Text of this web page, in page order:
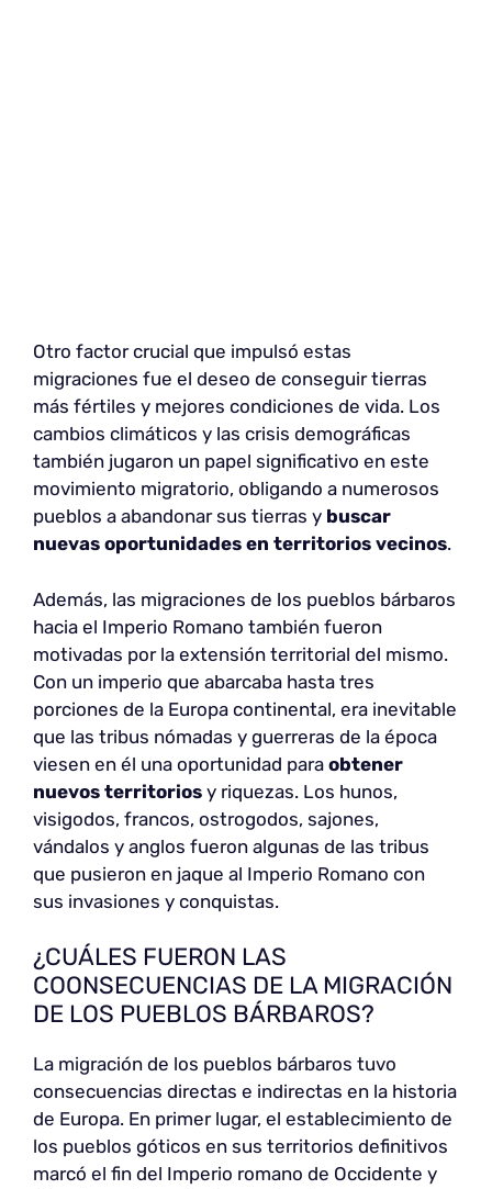
Otro factor crucial que impulsó estas
migraciones fue el deseo de conseguir tierras
más fértiles y mejores condiciones de vida. Los
cambios climáticos y las crisis demográficas
también jugaron un papel significativo en este
movimiento migratorio, obligando a numerosos
pueblos a abandonar sus tierras y buscar
nuevas oportunidades en territorios vecinos.
Además, las migraciones de los pueblos bárbaros
hacia el Imperio Romano también fueron
motivadas por la extensión territorial del mismo.
Con un imperio que abarcaba hasta tres
porciones de la Europa continental, era inevitable
que las tribus nómadas y guerreras de la época
viesen en él una oportunidad para obtener
nuevos territorios y riquezas. Los hunos,
visigodos, francos, ostrogodos, sajones,
vándalos y anglos fueron algunas de las tribus
que pusieron en jaque al Imperio Romano con
sus invasiones y conquistas.
¿CUÁLES FUERON LAS
COONSECUENCIAS DE LA MIGRACIÓN
DE LOS PUEBLOS BÁRBAROS?
La migración de los pueblos bárbaros tuvo
consecuencias directas e indirectas en la historia
de Europa. En primer lugar, el establecimiento de
los pueblos góticos en sus territorios definitivos
marcó el fin del Imperio romano de Occidente y